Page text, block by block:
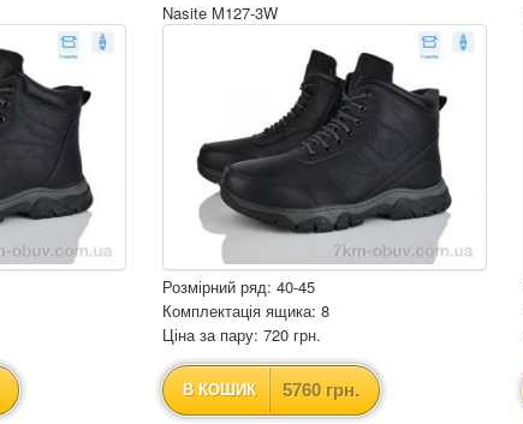
Nasite M127-3W
Розмірний ряд: 40-45
Комплектація ящика: 8
Ціна за пару: 720 грн.
В КОШИК 5760 грн.